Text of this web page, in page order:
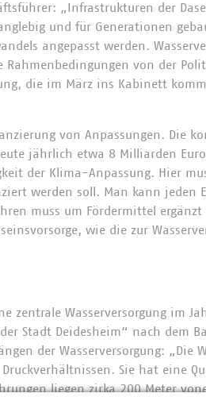
„Infrastrukturen der
und für Generationen
angepasst werden.
Rahmenbedingungen von der
die im März ins Kabinett
von Anpassungen. Die
jährlich etwa 8 Milliarden
der Klima-Anpassung. Hier
werden soll. Man kann jeden
muss um Fördermittel
wie die zur
zentrale Wasserversorgung im
Stadt Deidesheim“ nach dem
der Wasserversorgung: „Die
Sie hat eine
liegen zirka 200 Meter